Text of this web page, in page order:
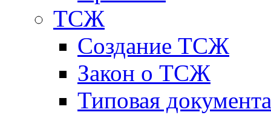
ТСЖ
Создание ТСЖ
Закон о ТСЖ
Типовая